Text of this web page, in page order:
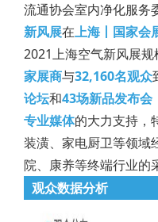
流通协会室内净化服务
新风展在上海丨国家会
2021上海空气新风展规
家展商与32,160名观众
论坛和43场新品发布会
专业媒体的大力支持，
装潢、家电厨卫等领域
院、康养等终端行业的
观众数据分析